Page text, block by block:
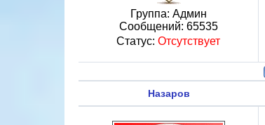
Группа: Админ
Сообщений: 65535
Статус: Отсутствует
Назаров